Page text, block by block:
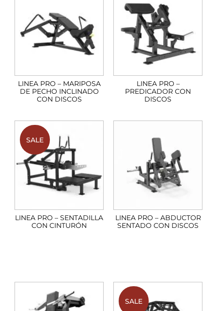
LINEA PRO – MARIPOSA
DE PECHO INCLINADO
CON DISCOS
LINEA PRO –
PREDICADOR CON
DISCOS
SALE
LINEA PRO – SENTADILLA
CON CINTURÓN
LINEA PRO – ABDUCTOR
SENTADO CON DISCOS
SALE